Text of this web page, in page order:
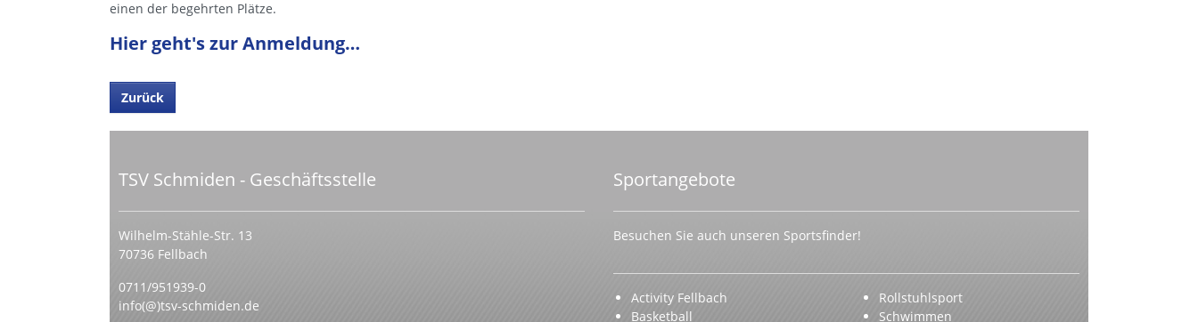
einen der begehrten Plätze.
Hier geht's zur Anmeldung…
Zurück
TSV Schmiden - Geschäftsstelle
Wilhelm-Stähle-Str. 13
70736 Fellbach
0711/951939-0
info(@)tsv-schmiden.de
Sportangebote
Besuchen Sie auch unseren Sportsfinder!
Activity Fellbach
Basketball
Rollstuhlsport
Schwimmen